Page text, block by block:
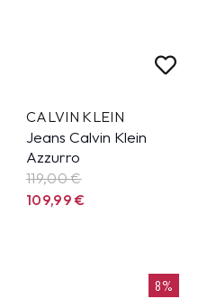
CALVIN KLEIN
Jeans Calvin Klein
Azzurro
119,00 €
109,99€
8%